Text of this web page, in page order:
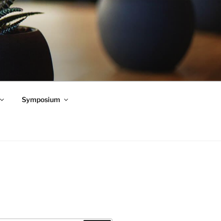
Symposium